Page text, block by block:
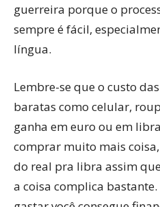
guerreira porque o
sempre é fácil,
língua.
Lembre-se que o custo
baratas como celular,
ganha em euro ou em
comprar muito mais
do real pra libra assim
a coisa complica